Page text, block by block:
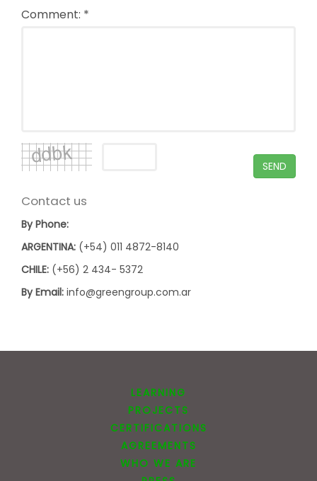
Comment: *
SEND
Contact us
By Phone:
ARGENTINA: (+54) 011 4872-8140
CHILE: (+56) 2 434- 5372
By Email: info@greengroup.com.ar
LEARNING
PROJECTS
CERTIFICATIONS
AGREEMENTS
WHO WE ARE